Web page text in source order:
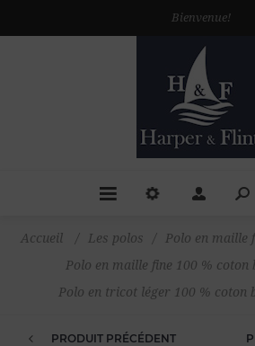
Bienvenue!
Accueil / Les polos / Polo en maille
Polo en maille fine 100 % coton
Polo en tricot léger 100 % coton
PRODUIT PRÉCÉDENT